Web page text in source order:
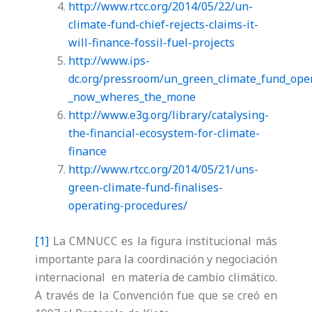
http://www.rtcc.org/2014/05/22/un-
climate-fund-chief-rejects-claims-it-
will-finance-fossil-fuel-projects
http://www.ips-
dc.org/pressroom/
_now_wheres_the_mone
http://www.e3g.org/library/catalysing-
the-financial-ecosystem-for-climate-
finance
http://www.rtcc.org/2014/05/21/uns-
green-climate-fund-finalises-
operating-procedures/
[1] La CMNUCC es la figura institucional más
importante para la coordinación y negociación
internacional en materia de cambio climático.
A través de la Convención fue que se creó en